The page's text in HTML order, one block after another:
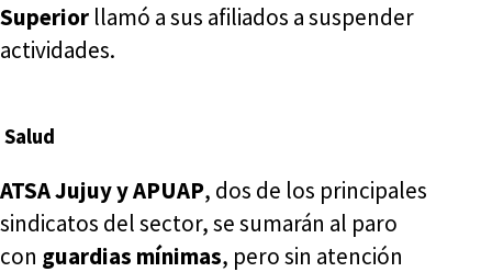
Superior llamó a sus afiliados a suspender
actividades.
Salud
ATSA Jujuy y APUAP, dos de los principales
sindicatos del sector, se sumarán al paro
con guardias mínimas, pero sin atención